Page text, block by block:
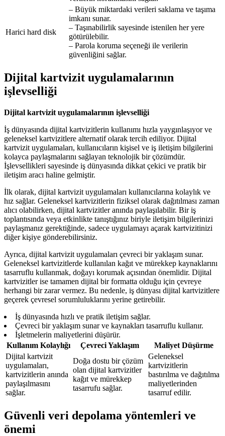
Harici hard disk
– Büyük miktardaki verileri saklama ve taşıma
imkanı sunar.
– Taşınabilirlik sayesinde istenilen her yere
götürülebilir.
– Parola koruma seçeneği ile verilerin
güvenliğini sağlar.
Dijital kartvizit uygulamalarının
işlevselliği
Dijital kartvizit uygulamalarının işlevselliği
İş dünyasında dijital kartvizitlerin kullanımı hızla yaygınlaşıyor ve
geleneksel kartvizitlere alternatif olarak tercih ediliyor. Dijital
kartvizit uygulamaları, kullanıcıların kişisel ve iş iletişim bilgilerini
kolayca paylaşmalarını sağlayan teknolojik bir çözümdür.
İşlevsellikleri sayesinde iş dünyasında dikkat çekici ve pratik bir
iletişim aracı haline gelmiştir.
İlk olarak, dijital kartvizit uygulamaları kullanıcılarına kolaylık ve
hız sağlar. Geleneksel kartvizitlerin fiziksel olarak dağıtılması zaman
alıcı olabilirken, dijital kartvizitler anında paylaşılabilir. Bir iş
toplantısında veya etkinlikte tanıştığınız biriyle iletişim bilgilerinizi
paylaşmanız gerektiğinde, sadece uygulamayı açarak kartvizitinizi
diğer kişiye gönderebilirsiniz.
Ayrıca, dijital kartvizit uygulamaları çevreci bir yaklaşım sunar.
Geleneksel kartvizitlerde kullanılan kağıt ve mürekkep kaynaklarını
tasarruflu kullanmak, doğayı korumak açısından önemlidir. Dijital
kartvizitler ise tamamen dijital bir formatta olduğu için çevreye
herhangi bir zarar vermez. Bu nedenle, iş dünyası dijital kartvizitlere
geçerek çevresel sorumluluklarını yerine getirebilir.
İş dünyasında hızlı ve pratik iletişim sağlar.
Çevreci bir yaklaşım sunar ve kaynakları tasarruflu kullanır.
İşletmelerin maliyetlerini düşürür.
Kullanım Kolaylığı
Çevreci Yaklaşım
Maliyet Düşürme
Dijital kartvizit
uygulamaları,
kartvizitlerin anında
paylaşılmasını
sağlar.
Doğa dostu bir çözüm
olan dijital kartvizitler
kağıt ve mürekkep
tasarrufu sağlar.
Geleneksel
kartvizitlerin
bastırılma ve dağıtılma
maliyetlerinden
tasarruf edilir.
Güvenli veri depolama yöntemleri ve
önemi